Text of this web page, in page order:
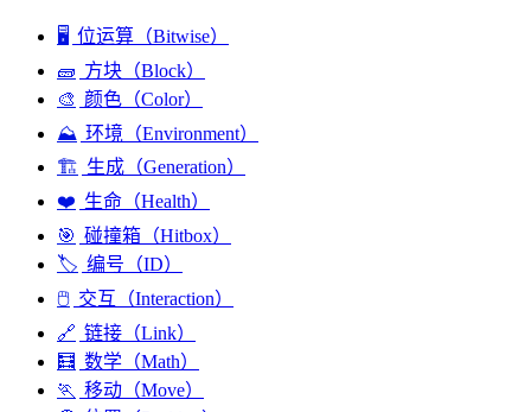
🖥️ 位运算（Bitwise）
🧱 方块（Block）
🎨 颜色（Color）
⛰️ 环境（Environment）
🏗️ 生成（Generation）
❤️ 生命（Health）
🎯 碰撞箱（Hitbox）
🏷️ 编号（ID）
🖱️ 交互（Interaction）
🔗 链接（Link）
🧮 数学（Math）
🏃 移动（Move）